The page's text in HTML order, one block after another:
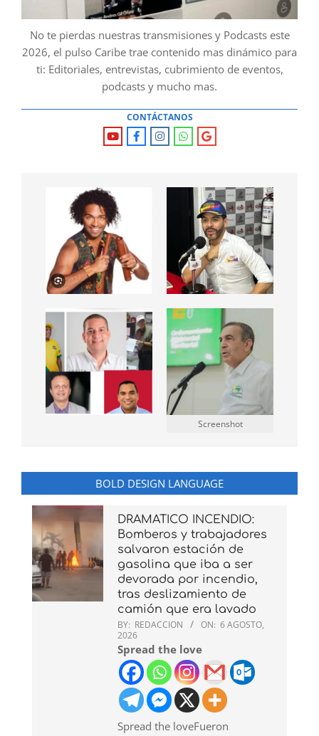
No te pierdas nuestras transmisiones y Podcasts este
2026, el pulso Caribe trae contenido mas dinámico para
ti: Editoriales, entrevistas, cubrimiento de eventos,
podcasts y mucho mas.
CONTÁCTANOS
Screenshot
BOLD DESIGN LANGUAGE
DRAMATICO INCENDIO:
Bomberos y trabajadores
salvaron estación de
gasolina que iba a ser
devorada por incendio,
tras deslizamiento de
camión que era lavado
BY: REDACCION ON: 6 AGOSTO,
2026
Spread the love
Spread the loveFueron